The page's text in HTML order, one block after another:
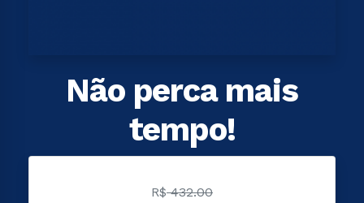
Não perca mais
tempo!
R$432.00